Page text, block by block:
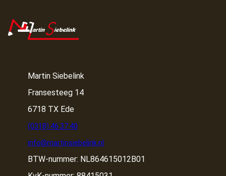
Martin Siebelink
Fransesteeg 14
6718 TX Ede
(0318) 46 37 40
info@martinsiebelink.nl
BTW-nummer: NL864615012B01